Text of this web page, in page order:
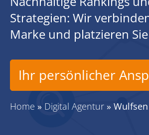
Strategien: Wir
Marke und platzieren
Ihr persönlicher
Home » Digital Agentur » Wulfsen